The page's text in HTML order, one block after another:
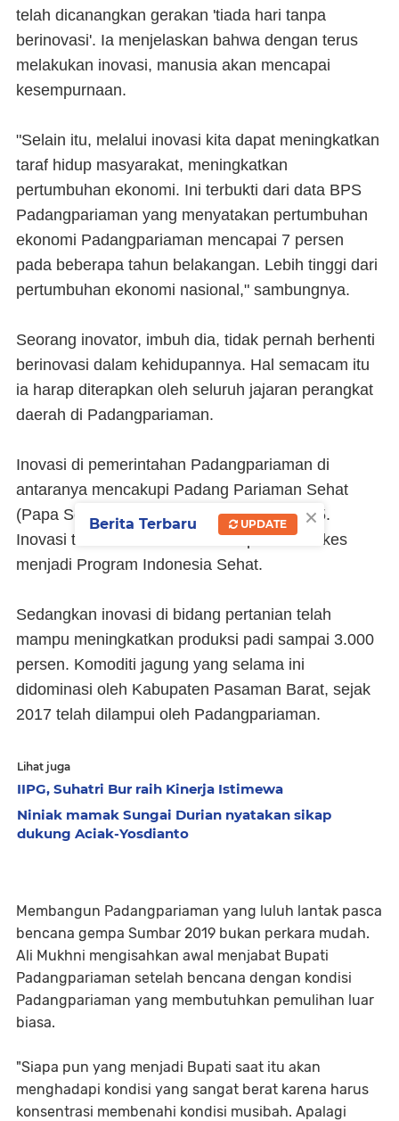
telah dicanangkan gerakan 'tiada hari tanpa
berinovasi'. Ia menjelaskan bahwa dengan terus
melakukan inovasi, manusia akan mencapai
kesempurnaan.
"Selain itu, melalui inovasi kita dapat meningkatkan
taraf hidup masyarakat, meningkatkan
pertumbuhan ekonomi. Ini terbukti dari data BPS
Padangpariaman yang menyatakan pertumbuhan
ekonomi Padangpariaman mencapai 7 persen
pada beberapa tahun belakangan. Lebih tinggi dari
pertumbuhan ekonomi nasional," sambungnya.
Seorang inovator, imbuh dia, tidak pernah berhenti
berinovasi dalam kehidupannya. Hal semacam itu
ia harap diterapkan oleh seluruh jajaran perangkat
daerah di Padangpariaman.
Inovasi di pemerintahan Padangpariaman di
antaranya mencakupi Padang Pariaman Sehat
(Papa Sehat) yang telah dimulai sejak 2015.
Inovasi tersebut kemudian diadopsi Kemenkes
menjadi Program Indonesia Sehat.
Sedangkan inovasi di bidang pertanian telah
mampu meningkatkan produksi padi sampai 3.000
persen. Komoditi jagung yang selama ini
didominasi oleh Kabupaten Pasaman Barat, sejak
2017 telah dilampui oleh Padangpariaman.
Lihat juga
IIPG, Suhatri Bur raih Kinerja Istimewa
Niniak mamak Sungai Durian nyatakan sikap
dukung Aciak-Yosdianto
Membangun Padangpariaman yang luluh lantak pasca
bencana gempa Sumbar 2019 bukan perkara mudah.
Ali Mukhni mengisahkan awal menjabat Bupati
Padangpariaman setelah bencana dengan kondisi
Padangpariaman yang membutuhkan pemulihan luar
biasa.
"Siapa pun yang menjadi Bupati saat itu akan
menghadapi kondisi yang sangat berat karena harus
konsentrasi membenahi kondisi musibah. Apalagi
×
Berita Terbaru UPDATE